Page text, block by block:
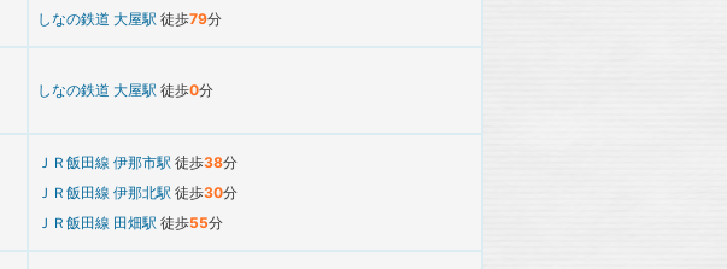
しなの鉄道 大屋駅 徒歩79分
しなの鉄道 大屋駅 徒歩0分
ＪＲ飯田線 伊那市駅 徒歩38分
ＪＲ飯田線 伊那北駅 徒歩30分
ＪＲ飯田線 田畑駅 徒歩55分